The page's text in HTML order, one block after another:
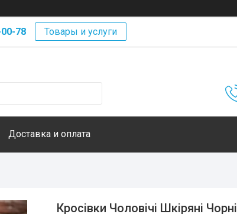
78 Товары и услуги
Доставка и оплата
Кросівки Чоловічі Шкіряні Чорні